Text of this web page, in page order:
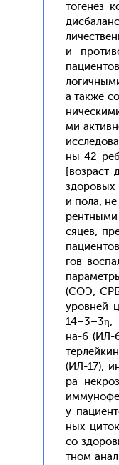
тоге­нез
и
а так­же
ми
ны 42
[воз­раст
здо­ровых
и по­ла,
сяцев,
гов
(СОЭ,
уров­ней
14–3–3η,
на-6 (ИЛ-
(ИЛ-17),
ра
у
ных
со
тном